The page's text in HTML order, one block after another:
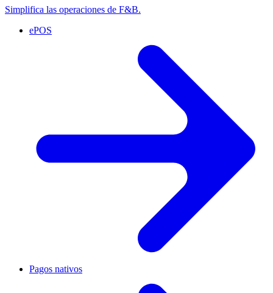
Simplifica las operaciones de F&B.
ePOS
Pagos nativos